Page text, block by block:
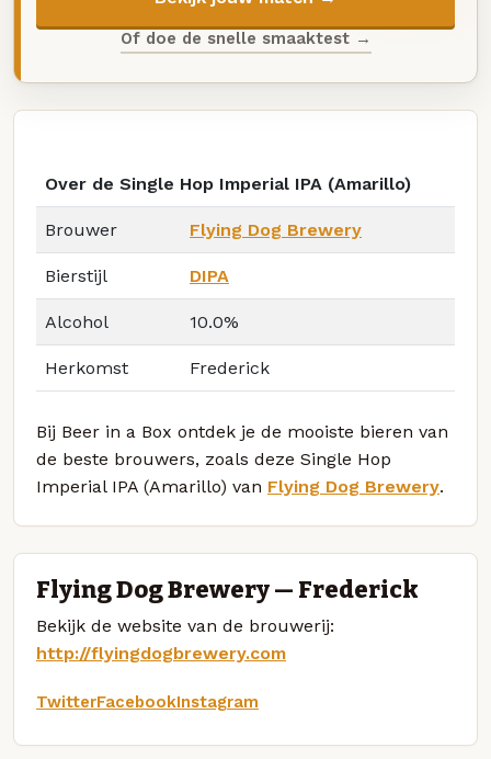
Of doe de snelle smaaktest →
Over de Single Hop Imperial IPA (Amarillo)
Brouwer Flying Dog Brewery
Bierstijl DIPA
Alcohol 10.0%
Herkomst Frederick
Bij Beer in a Box ontdek je de mooiste bieren van
de beste brouwers, zoals deze Single Hop
Imperial IPA (Amarillo) van Flying Dog Brewery.
Flying Dog Brewery — Frederick
Bekijk de website van de brouwerij:
http://flyingdogbrewery.com
TwitterFacebookInstagram